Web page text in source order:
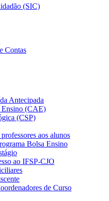
(SIC)
Contas
Antecipada
Ensino (CAE)
(CSP)
aos alunos
Bolsa Ensino
ao IFSP-CJO
de Curso